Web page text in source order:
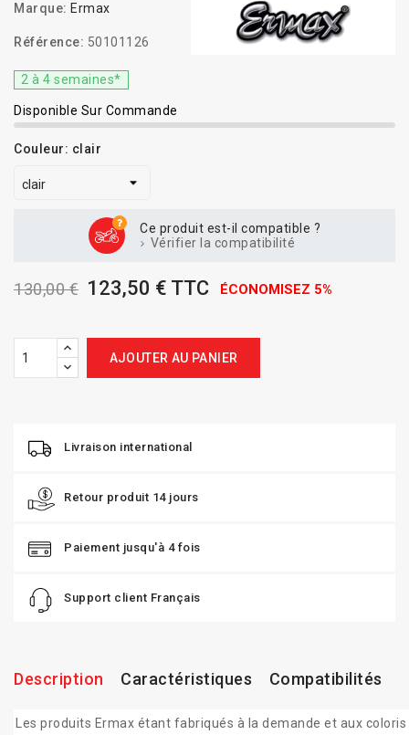
Marque: Ermax
Référence: 50101126
2 à 4 semaines*
Disponible Sur Commande
Couleur: clair
Ce produit est-il compatible ?
Vérifier la compatibilité
130,00 € 123,50 € TTC ÉCONOMISEZ 5%
AJOUTER AU PANIER
Livraison international
Retour produit 14 jours
Paiement jusqu'à 4 fois
Support client Français
Description Caractéristiques Compatibilités
Les produits Ermax étant fabriqués à la demande et aux coloris